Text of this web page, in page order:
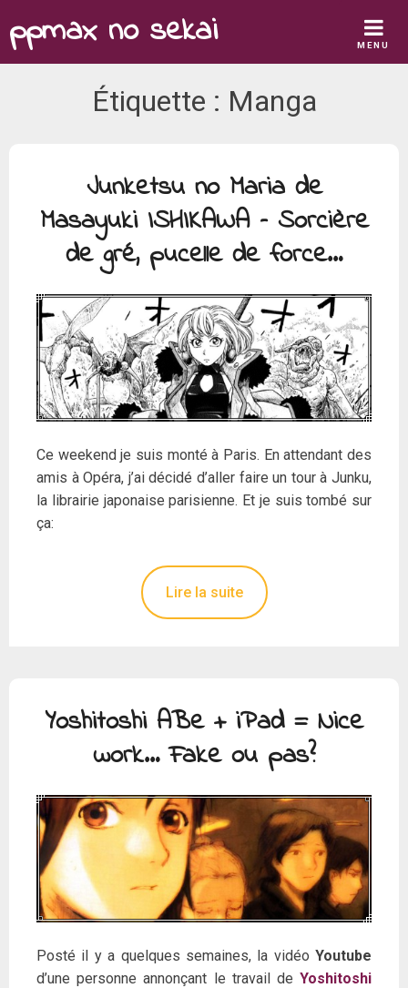
to
content
ppmax no sekai MENU
Étiquette : Manga
Junketsu no Maria de
Masayuki ISHIKAWA – Sorcière
de gré, pucelle de force…
Ce weekend je suis monté à Paris. En attendant des
amis à Opéra, j’ai décidé d’aller faire un tour à Junku,
la librairie japonaise parisienne. Et je suis tombé sur
ça:
Lire la suite
Yoshitoshi ABe + iPad = Nice
work… Fake ou pas?
Posté il y a quelques semaines, la vidéo Youtube
d’une personne annonçant le travail de Yoshitoshi